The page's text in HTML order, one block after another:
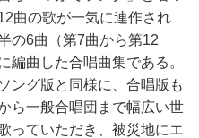
曲の歌が一気に連作され
の6曲（第7曲から第12
編曲した合唱曲集である。
ング版と同様に、合唱版も
ら一般合唱団まで幅広い世
っていただき、被災地にエ